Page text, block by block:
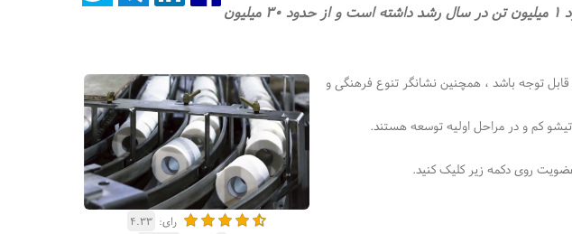
تولید کاغذ تیشو در جهان طی ۵ سال گذشته حدود ۱ میلیون تن در سال رشد داشته است و از حدود ۳۰ میلیون
رای: ۴.۳۳
توجه باشد ، همچنین نشانگر تنوع فرهنگی و
کم و در مراحل اولیه توسعه هستند.
روی دکمه زیر کلیک کنید.